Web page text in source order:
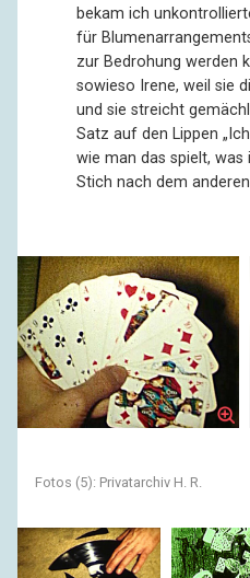
bekam ich
für
zur Bedrohung werden
sowieso Irene, weil sie
und sie streicht
Satz auf den Lippen
wie man das spielt, was
Stich nach dem
Fotos (5): Privatarchiv H. R.